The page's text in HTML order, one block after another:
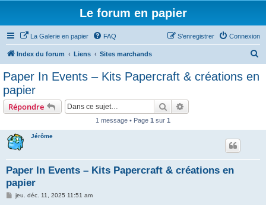
Le forum en papier
La Galerie en papier FAQ Connexion
S’enregistrer
Index du forum Liens Sites marchands
Paper In Events – Kits Papercraft & créations en
papier
Répondre Rechercher
1 message • Page 1 sur 1
Jérôme
Paper In Events – Kits Papercraft & créations en
papier
Mjeu. déc. 11, 2025 11:51 am